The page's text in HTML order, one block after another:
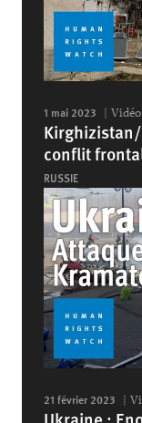
1 mai 2023 Vidéo
conflit
RUSSIE
21 février 2023